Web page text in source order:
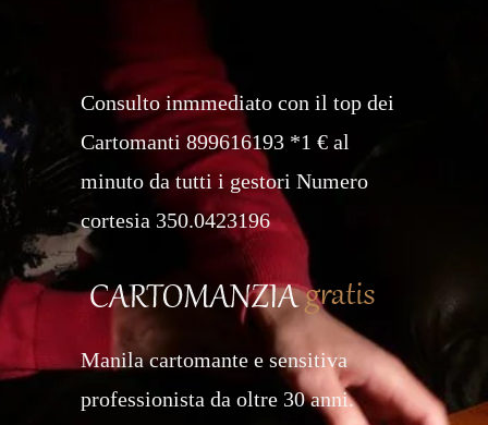
Consulto inmmediato con il top dei
Cartomanti 899616193 *1 € al
minuto da tutti i gestori Numero
cortesia 350.0423196
Manila cartomante e sensitiva
professionista da oltre 30 anni.